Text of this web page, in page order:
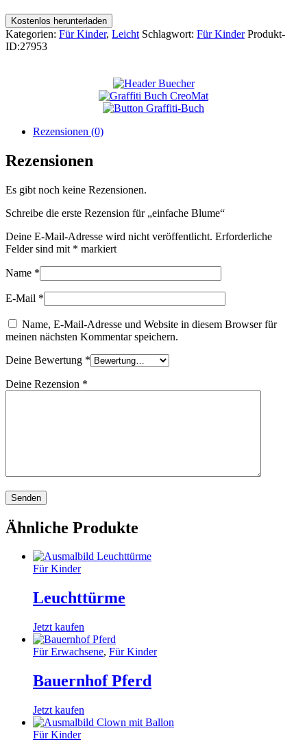
Kostenlos herunterladen
Kategorien: Für Kinder, Leicht Schlagwort: Für Kinder Produkt-
ID:27953
Rezensionen (0)
Rezensionen
Es gibt noch keine Rezensionen.
Schreibe die erste Rezension für „einfache Blume“
Deine E-Mail-Adresse wird nicht veröffentlicht. Erforderliche
Felder sind mit * markiert
Name *
E-Mail *
Name, E-Mail-Adresse und Website in diesem Browser für
meinen nächsten Kommentar speichern.
Deine Bewertung *
Deine Rezension *
Ähnliche Produkte
Für Kinder
Leuchttürme
Jetzt kaufen
Für Erwachsene, Für Kinder
Bauernhof Pferd
Jetzt kaufen
Für Kinder